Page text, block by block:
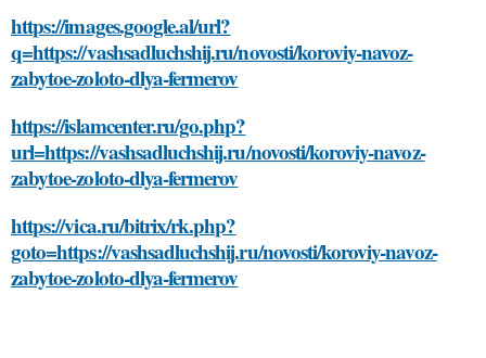
https://images.google.al/url?
q=https://vashsadluchshij.ru/novosti/koroviy-navoz-
zabytoe-zoloto-dlya-fermerov
https://islamcenter.ru/go.php?
url=https://vashsadluchshij.ru/novosti/koroviy-navoz-
zabytoe-zoloto-dlya-fermerov
https://vica.ru/bitrix/rk.php?
goto=https://vashsadluchshij.ru/novosti/koroviy-navoz-
zabytoe-zoloto-dlya-fermerov